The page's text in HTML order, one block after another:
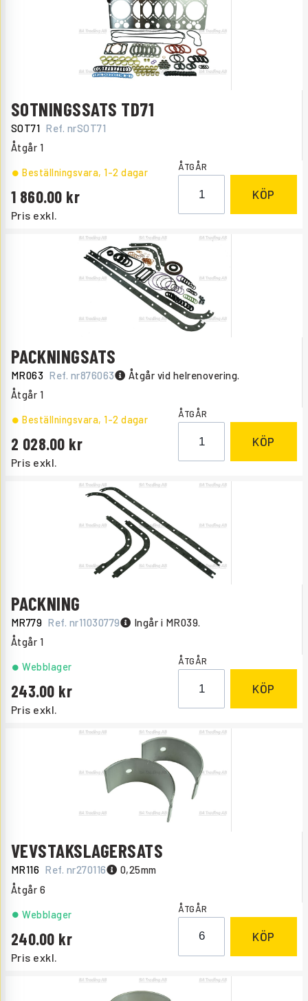
SOTNINGSSATS TD71
SOT71 Ref. nrSOT71
Åtgår 1
Pris exkl.
1 860.00
Beställningsvara, 1-2 dagar ÅTGÅR
KÖP
PACKNINGSATS
MR063 Ref. nr876063 Åtgår vid helrenovering.
Åtgår 1
Pris exkl.
2 028.00
Beställningsvara, 1-2 dagar ÅTGÅR
KÖP
PACKNING
MR779 Ref. nr11030779 Ingår i MR039.
Åtgår 1
Pris exkl.
243.00
Webblager ÅTGÅR
KÖP
VEVSTAKSLAGERSATS
MR116 Ref. nr270116 0,25mm
Åtgår 6
Pris exkl.
240.00
Webblager ÅTGÅR
KÖP